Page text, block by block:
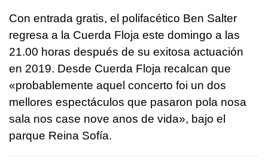
Con entrada gratis, el polifacético Ben Salter
regresa a la Cuerda Floja este domingo a las
21.00 horas después de su exitosa actuación
en 2019. Desde Cuerda Floja recalcan que
«probablemente aquel concerto foi un dos
mellores espectáculos que pasaron pola nosa
sala nos case nove anos de vida», bajo el
parque Reina Sofía.